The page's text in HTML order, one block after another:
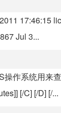
17:46:15
Jul 3...
作系统用来
[/C] [/D] [/...